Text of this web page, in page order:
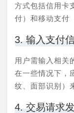
方式包括信用卡
付）和移动支付
3. 输入支付
用户需输入相关
在一些情况下，
纹、面部识别）
4. 交易请求